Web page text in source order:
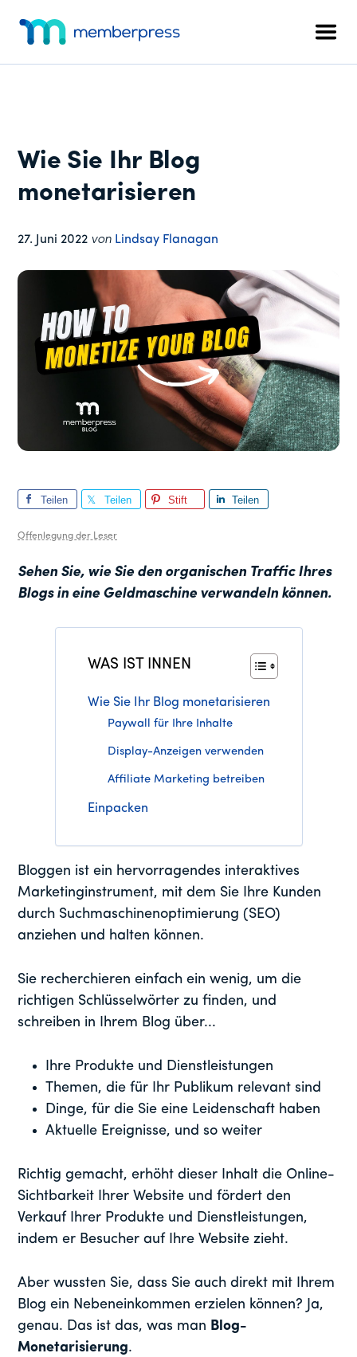
Hauptinhalt
springen
primären
Seitenleiste
springen
Fußzeile
springen
Menü
Mitgliedschafts-
Plugin
Wie Sie Ihr Blog
monetarisieren
27. Juni 2022 von Lindsay Flanagan
Teilen
Teilen
Stift
Teilen
Offenlegung der Leser
Sehen Sie, wie Sie den organischen Traffic Ihres
Blogs in eine Geldmaschine verwandeln können.
WAS IST INNEN
Wie Sie Ihr Blog monetarisieren
Paywall für Ihre Inhalte
Display-Anzeigen verwenden
Affiliate Marketing betreiben
Einpacken
Bloggen ist ein hervorragendes interaktives
Marketinginstrument, mit dem Sie Ihre Kunden
durch Suchmaschinenoptimierung (SEO)
anziehen und halten können.
Sie recherchieren einfach ein wenig, um die
richtigen Schlüsselwörter zu finden, und
schreiben in Ihrem Blog über...
Ihre Produkte und Dienstleistungen
Themen, die für Ihr Publikum relevant sind
Dinge, für die Sie eine Leidenschaft haben
Aktuelle Ereignisse, und so weiter
Richtig gemacht, erhöht dieser Inhalt die Online-
Sichtbarkeit Ihrer Website und fördert den
Verkauf Ihrer Produkte und Dienstleistungen,
indem er Besucher auf Ihre Website zieht.
Aber wussten Sie, dass Sie auch direkt mit Ihrem
Blog ein Nebeneinkommen erzielen können? Ja,
genau. Das ist das, was man Blog-
Monetarisierung.